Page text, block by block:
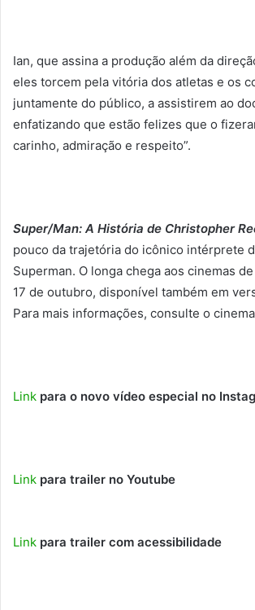
Ian, que assina a produção além da
eles torcem pela vitória dos atletas e os
juntamente do público, a assistirem ao
enfatizando que estão felizes que o
carinho, admiração e respeito”.
Super/Man: A História de Christopher
pouco da trajetória do icônico intérprete
Superman. O longa chega aos cinemas
17 de outubro, disponível também em
Para mais informações, consulte o
Link para o novo vídeo especial no
Link para trailer no Youtube
Link para trailer com acessibilidade